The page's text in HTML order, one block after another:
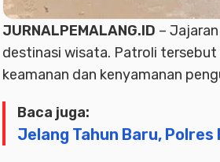
JURNALPEMALANG.ID –
destinasi wisata. Patroli
keamanan dan kenyamanan
Baca juga:
Jelang Tahun Baru,